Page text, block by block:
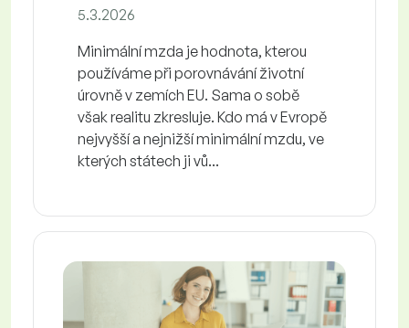
5.3.2026
Minimální mzda je hodnota, kterou
používáme při porovnávání životní
úrovně v zemích EU. Sama o sobě
však realitu zkresluje. Kdo má v Evropě
nejvyšší a nejnižší minimální mzdu, ve
kterých státech ji vů...